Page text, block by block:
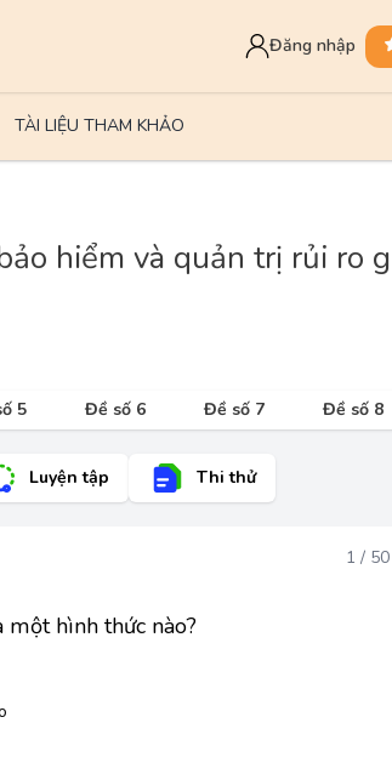
Đăng nhập
TÀI LIỆU THAM KHẢO
hiểm và quản trị rủi ro
5 Đề số 6 Đề số 7 Đề số 8
Luyện tập Thi thử
1 / 50
hình thức nào?